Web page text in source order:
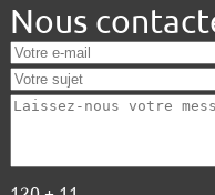
Nous